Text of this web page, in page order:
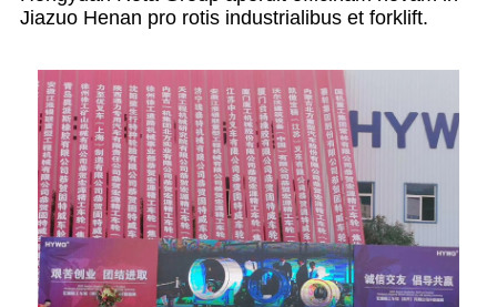
Jiazuo Henan pro rotis industrialibus et forklift.